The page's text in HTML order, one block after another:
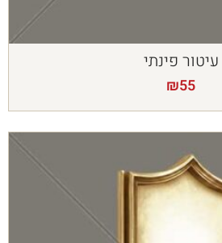
עיטור פינתי
₪55